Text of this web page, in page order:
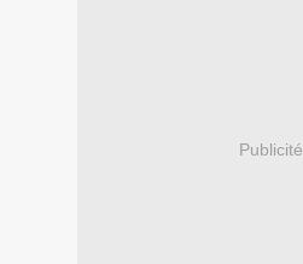
Publicité